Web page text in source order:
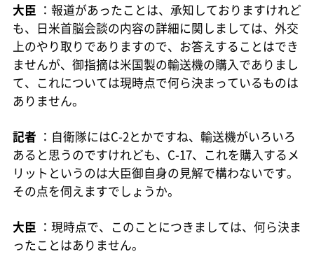
大臣 ：報道があったことは、承知しておりますけれど
も、日米首脳会談の内容の詳細に関しましては、外交
上のやり取りでありますので、お答えすることはでき
ませんが、御指摘は米国製の輸送機の購入でありまし
て、これについては現時点で何ら決まっているものは
ありません。
記者 ：自衛隊にはC-2とかですね、輸送機がいろいろ
あると思うのですけれども、C-17、これを購入するメ
リットというのは大臣御自身の見解で構わないです。
その点を伺えますでしょうか。
大臣 ：現時点で、このことにつきましては、何ら決ま
ったことはありません。